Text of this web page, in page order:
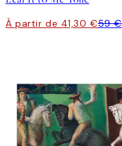
À partir de 41,30 €59 €